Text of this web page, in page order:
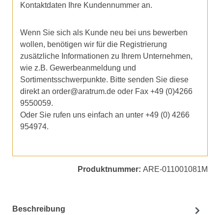
Kontaktdaten Ihre Kundennummer an.
Wenn Sie sich als Kunde neu bei uns bewerben
wollen, benötigen wir für die Registrierung
zusätzliche Informationen zu Ihrem Unternehmen,
wie z.B. Gewerbeanmeldung und
Sortimentsschwerpunkte. Bitte senden Sie diese
direkt an order@aratrum.de oder Fax +49 (0)4266
9550059.
Oder Sie rufen uns einfach an unter +49 (0) 4266
954974.
Produktnummer: ARE-011001081M
Beschreibung